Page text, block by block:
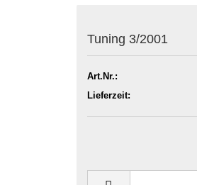
Tuning 3/2001
Art.Nr.:
Lieferzeit: